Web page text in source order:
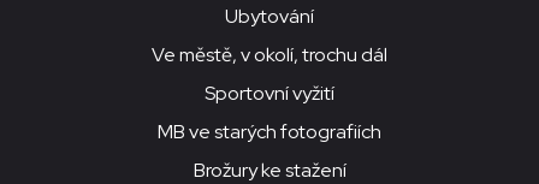
Ubytování
Ve městě, v okolí, trochu dál
Sportovní vyžití
MB ve starých fotografiích
Brožury ke stažení